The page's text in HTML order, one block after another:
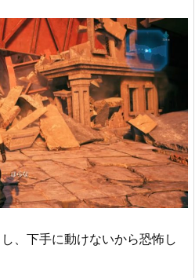
、下手に動けないから恐怖し